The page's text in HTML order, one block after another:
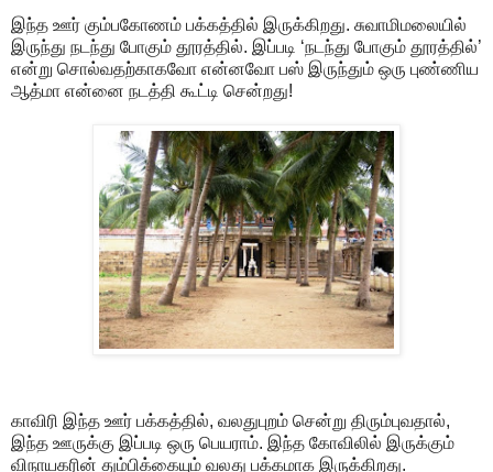
இந்த ஊர் கும்பகோணம் பக்கத்தில் இருக்கிறது. சுவாமிமலையில்
இருந்து நடந்து போகும் தூரத்தில். இப்படி ‘நடந்து போகும் தூரத்தில்’
என்று சொல்வதற்காகவோ என்னவோ பஸ் இருந்தும் ஒரு புண்ணிய
ஆத்மா என்னை நடத்தி கூட்டி சென்றது!
காவிரி இந்த ஊர் பக்கத்தில், வலதுபுறம் சென்று திரும்புவதால்,
இந்த ஊருக்கு இப்படி ஒரு பெயராம். இந்த கோவிலில் இருக்கும்
விநாயகரின் தும்பிக்கையும் வலது பக்கமாக இருக்கிறது.